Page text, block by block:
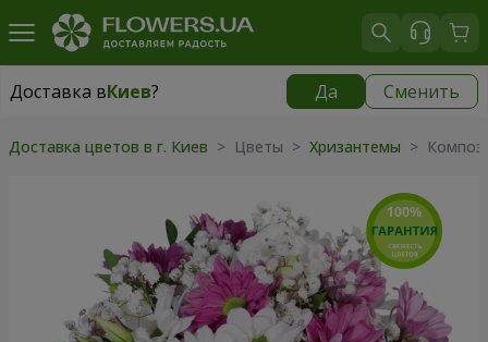
Доставка вКиев? Да Сменить
Доставка вКиев
Доставка цветов в г. Киев > Цветы > Хризантемы >